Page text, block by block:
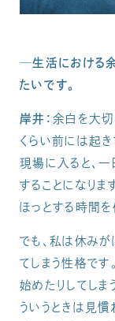
─生活における
たいです。
岸井：余白を大
くらい前には起き
現場に入ると、
することになりま
ほっとする時間を
でも、私は休み
てしまう性格で
始めたりしてしま
ういうときは見